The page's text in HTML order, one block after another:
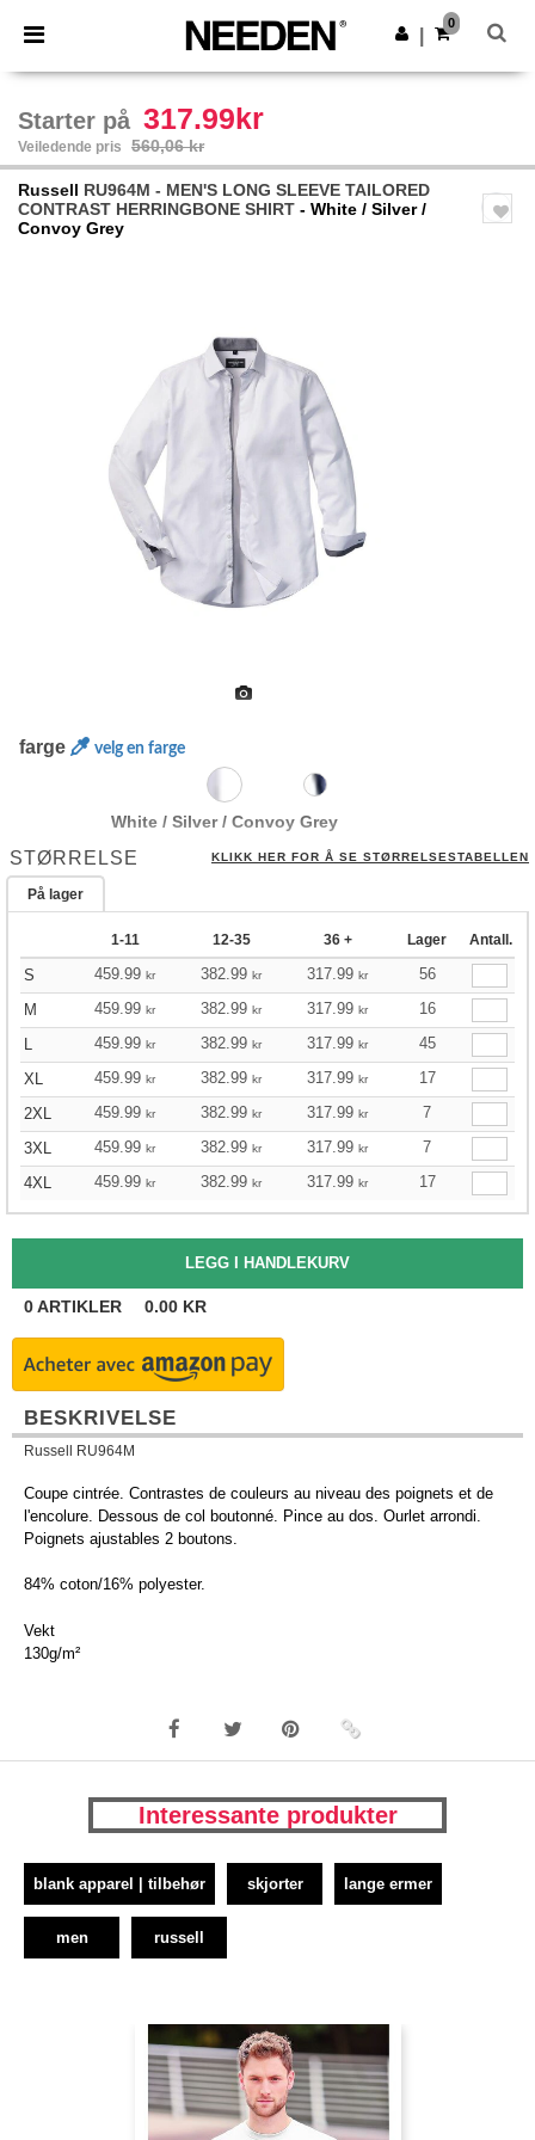
× Needen-app
Bedre priser i appen!
Last ned app
0
Starter på 317.99kr
Veiledende pris 560,06 kr
Russell RU964M - MEN'S LONG SLEEVE TAILORED
CONTRAST HERRINGBONE SHIRT - White / Silver /
Convoy Grey
farge velg en farge
White / Silver / Convoy Grey
STØRRELSE KLIKK HER FOR Å SE STØRRELSESTABELLEN
På lager
1-11 12-35 36 + Lager Antall.
S 459.99 kr 382.99 kr 317.99 kr
56
M
459.99 kr 382.99 kr 317.99 kr
16
L
459.99 kr 382.99 kr 317.99 kr
45
XL
459.99 kr 382.99 kr 317.99 kr
17
2XL
459.99 kr 382.99 kr 317.99 kr
7
3XL
459.99 kr 382.99 kr 317.99 kr
7
4XL
459.99 kr 382.99 kr 317.99 kr 17
0ARTIKLER 0.00 KR
BESKRIVELSE
Russell RU964M
Coupe cintrée. Contrastes de couleurs au niveau des poignets et de
l'encolure. Dessous de col boutonné. Pince au dos. Ourlet arrondi.
Poignets ajustables 2 boutons.
84% coton/16% polyester.
Vekt
130g/m²
Interessante produkter
blank apparel | tilbehør skjorter lange ermer
men russell